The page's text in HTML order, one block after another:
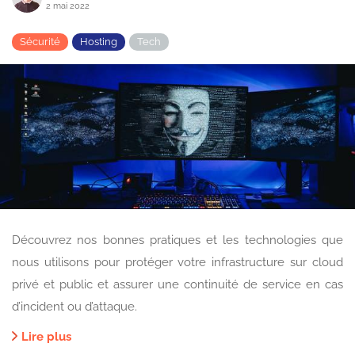
2 mai 2022
Sécurité Hosting Tech
Découvrez nos bonnes pratiques et les technologies que
nous utilisons pour protéger votre infrastructure sur cloud
privé et public et assurer une continuité de service en cas
d’incident ou d’attaque.
Lire plus